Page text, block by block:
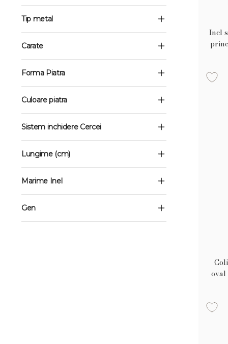
Inel
oval
Tip metal
Carate
Forma Piatra
Culoare piatra
Sistem inchidere Cercei
Lungime (cm)
Marime Inel
Gen